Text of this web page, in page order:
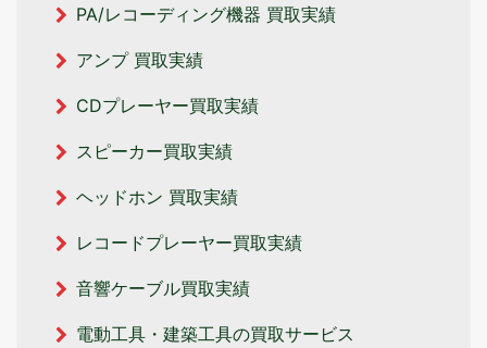
PA/レコーディング機器 買取実績
アンプ 買取実績
CDプレーヤー買取実績
スピーカー買取実績
ヘッドホン 買取実績
レコードプレーヤー買取実績
音響ケーブル買取実績
電動工具・建築工具の買取サービス